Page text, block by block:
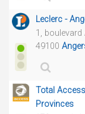
Leclerc -
1, boulevard
49100
Total
Provinces